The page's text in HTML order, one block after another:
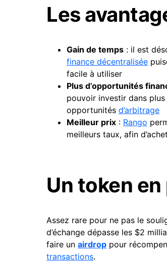
Les
Gain de temps : il est
finance décentralisée
facile à utiliser
Plus d’opportunités
pouvoir investir dans
opportunités d’arbitrage
Meilleur prix : Rango
meilleurs taux, afin
Un token
Assez rare pour ne pas le
d’échange dépasse les $2
faire un airdrop pour
transactions.